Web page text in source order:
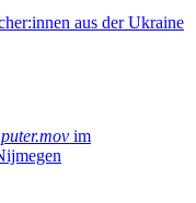
aus der Ukraine
im